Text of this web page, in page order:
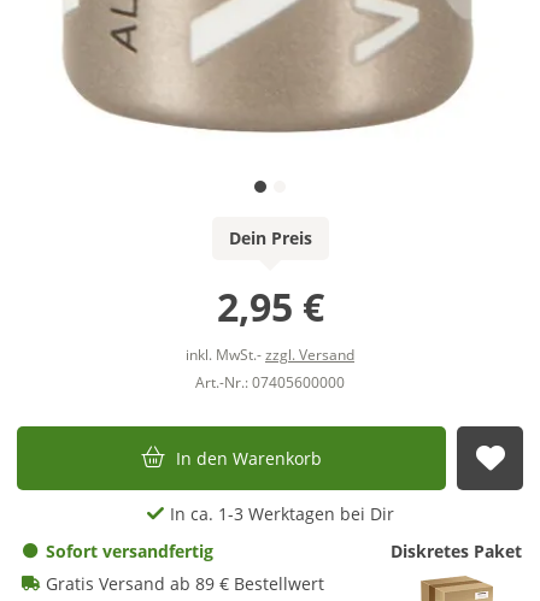
Dein Preis
2,95 €
inkl. MwSt.-zzgl. Versand
Art.-Nr.: 07405600000
In den Warenkorb
In ca. 1-3 Werktagen bei Dir
Sofort versandfertig
Gratis Versand ab 89 € Bestellwert
Diskretes Paket